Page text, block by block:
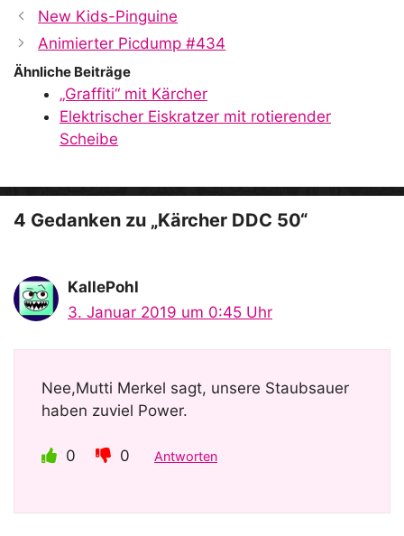
New Kids-Pinguine
Animierter Picdump #434
Ähnliche Beiträge
„Graffiti“ mit Kärcher
Elektrischer Eiskratzer mit rotierender
Scheibe
4 Gedanken zu „Kärcher DDC 50“
KallePohl
3. Januar 2019 um 0:45 Uhr
Nee,Mutti Merkel sagt, unsere Staubsauer
haben zuviel Power.
0 0 Antworten